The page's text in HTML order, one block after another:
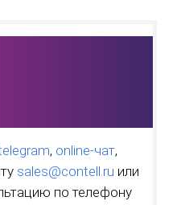
, online-чат,
sales@contell.ru или
по телефону